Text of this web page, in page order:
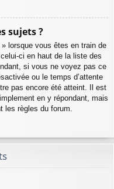
sujets ?
lorsque vous êtes en train de
ci en haut de la liste des
si vous ne voyez pas ce
ou le temps d’attente
pas encore été atteint. Il est
en y répondant, mais
les règles du forum.